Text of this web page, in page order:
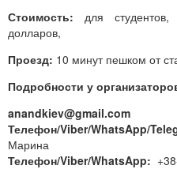
Стоимость: для
долларов,
Проезд: 10 минут пешком от
Подробности у
anandkiev@gmail.com
Телефон/Viber/WhatsApp/
Марина
Телефон/Viber/WhatsApp: